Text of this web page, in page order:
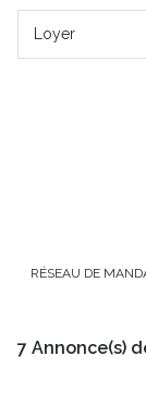
Loyer
RÉSEAU DE
7 Annonce(s)